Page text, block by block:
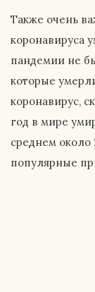
Также очень
коронавируса
пандемии не
которые
коронавирус,
год в мире
среднем около
популярные